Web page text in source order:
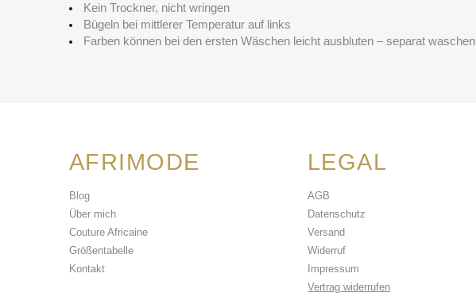
Kein Trockner, nicht wringen
Bügeln bei mittlerer Temperatur auf links
Farben können bei den ersten Wäschen leicht ausbluten – separat waschen
AFRIMODE
Blog
Über mich
Couture Africaine
Größentabelle
Kontakt
LEGAL
AGB
Datenschutz
Versand
Widerruf
Impressum
Vertrag widerrufen